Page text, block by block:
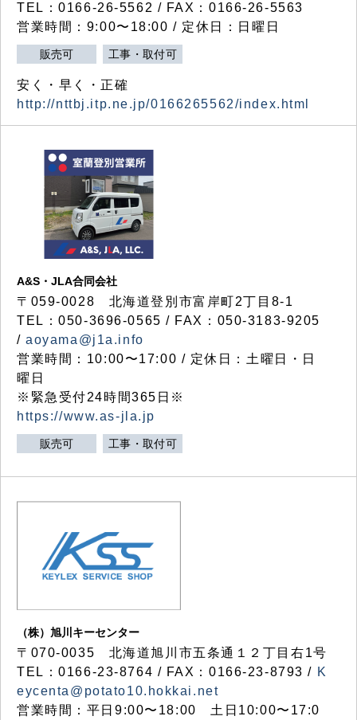
TEL：0166-26-5562 / FAX：0166-26-5563
営業時間：9:00〜18:00 / 定休日：日曜日
販売可 工事・取付可
安く・早く・正確
http://nttbj.itp.ne.jp/0166265562/index.html
A&S・JLA合同会社
〒 059-0028 北海道登別市富岸町2丁目 8-1
TEL：050-3696-0565 / FAX：050-3183-9205
/aoyama@j1a.info
営業時間：10:00〜17:00 / 定休日：土曜日・日
曜日
※緊急受付24時間365日※
https://www.as-jla.jp
販売可 工事・取付可
（株）旭川キーセンター
〒070-0035 北海道旭川市五条通１２丁目右1号
TEL：0166-23-8764 / FAX：0166-23-8793 / K
eycenta@potato10.hokkai.net
営業時間：平日9:00〜18:00 土日10:00〜17:0